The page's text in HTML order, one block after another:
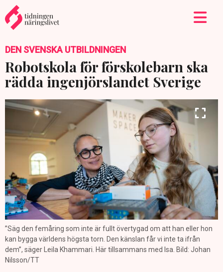
DEN SVENSKA UTBILDNINGEN
Robotskola för förskolebarn ska
rädda ingenjörslandet Sverige
”Säg den femåring som inte är fullt övertygad om att han eller hon
kan bygga världens högsta torn. Den känslan får vi inte ta ifrån
dem”, säger Leila Khammari. Här tillsammans med Isa. Bild: Johan
Nilsson/TT